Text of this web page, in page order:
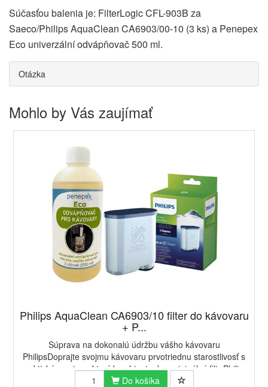
Súčasťou balenia je: FilterLogic CFL-903B za
Saeco/Philips AquaClean CA6903/00-10 (3 ks) a Penepex
Eco univerzální odvápňovač 500 ml.
Otázka
Mohlo by Vás zaujímať
Philips AquaClean CA6903/10 filter do kávovaru
+ P...
Súprava na dokonalú údržbu vášho kávovaru
PhilipsDoprajte svojmu kávovaru prvotriednu starostlivosť s
praktickým setom, ktorý kombinuje dva originálný filtr Philips
AquaClean CA6903/10 a ekologický un...
Do košíka